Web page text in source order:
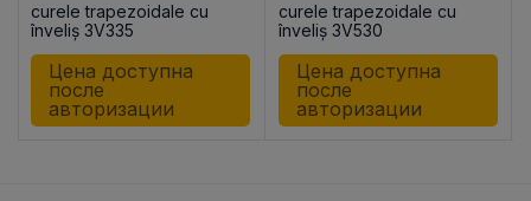
curele trapezoidale cu
înveliș 3V335
Цена доступна
после
авторизации
curele trapezoidale cu
înveliș 3V530
Цена доступна
после
авторизации